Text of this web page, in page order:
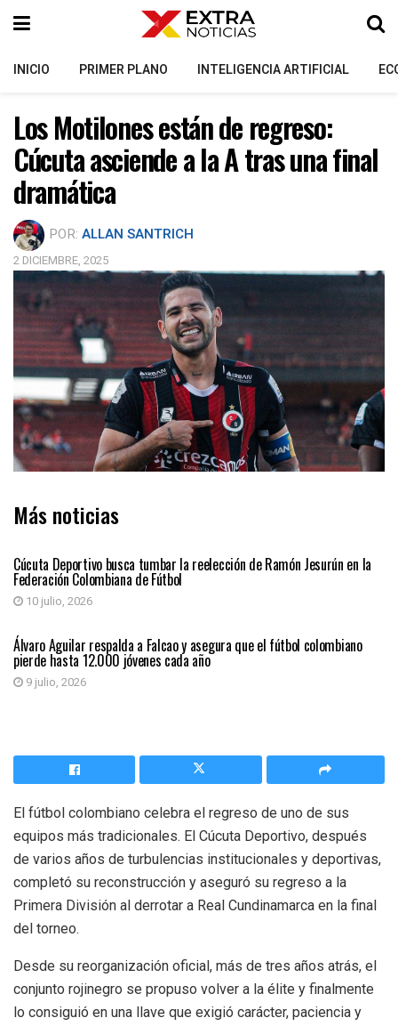
INICIO PRIMER PLANO INTELIGENCIA ARTIFICIAL
Los Motilones están de regreso:
Cúcuta asciende a la A tras una final
dramática
POR: ALLAN SANTRICH
2 DICIEMBRE, 2025
Más noticias
Cúcuta Deportivo busca tumbar la reelección de Ramón Jesurún en la
Federación Colombiana de Fútbol
10 julio, 2026
DEPORTES
Álvaro Aguilar respalda a Falcao y asegura que el fútbol colombiano
pierde hasta 12.000 jóvenes cada año
9 julio, 2026
El fútbol colombiano celebra el regreso de uno de sus
equipos más tradicionales. El Cúcuta Deportivo, después
de varios años de turbulencias institucionales y deportivas,
completó su reconstrucción y aseguró su regreso a la
Primera División al derrotar a Real Cundinamarca en la final
del torneo.
Desde su reorganización oficial, más de tres años atrás, el
conjunto rojinegro se propuso volver a la élite y finalmente
lo consiguió en una llave que exigió carácter, paciencia y